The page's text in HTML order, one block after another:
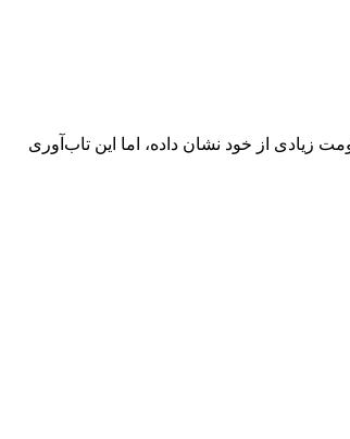
به گزارش سی‌ان‌ان؛ بازار نفت تاکنون مقاومت زیادی از خود نشان داده، اما این تاب‌آوری